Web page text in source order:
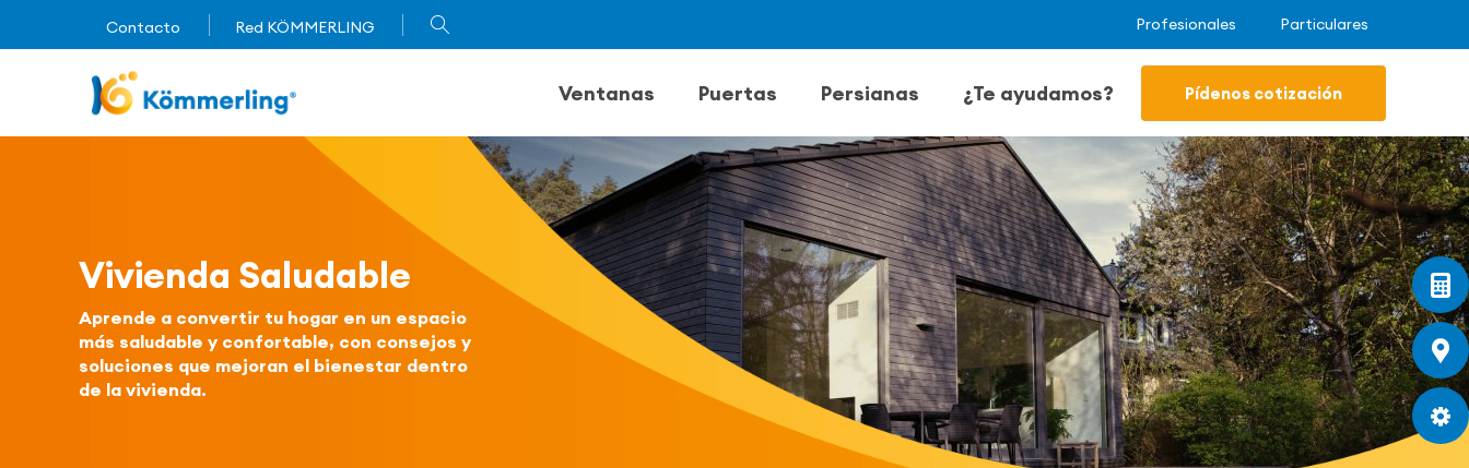
Contacto Red KÖMMERLING Profesionales Particulares
Ventanas Puertas Persianas ¿Te ayudamos? Pídenos cotización
Imagen
Vivienda Saludable
Aprende a convertir tu hogar en un espacio
más saludable y confortable, con consejos y
soluciones que mejoran el bienestar dentro
de la vivienda.